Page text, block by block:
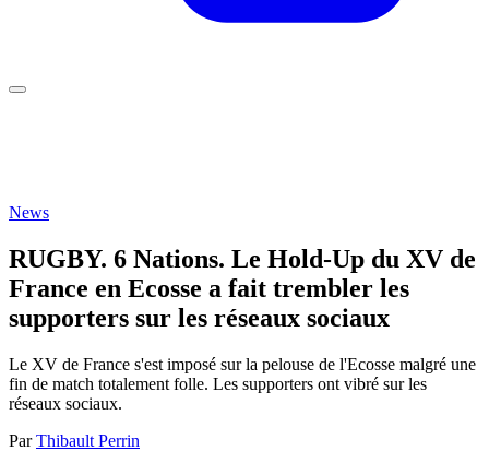
News
RUGBY. 6 Nations. Le Hold-Up du XV de
France en Ecosse a fait trembler les
supporters sur les réseaux sociaux
Le XV de France s'est imposé sur la pelouse de l'Ecosse malgré une
fin de match totalement folle. Les supporters ont vibré sur les
réseaux sociaux.
Par Thibault Perrin